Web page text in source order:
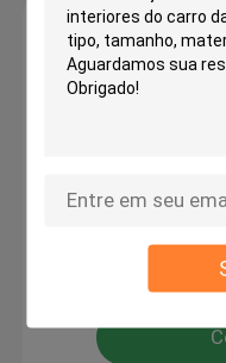
Máquina de corte
Máquina de
Máquina de corte
Ligaremos